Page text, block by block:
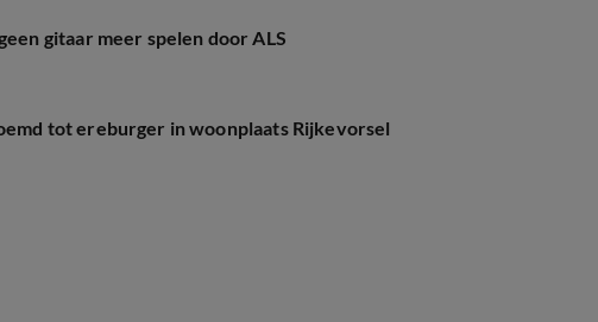
gitaar meer spelen door ALS
tot ereburger in woonplaats Rijkevorsel